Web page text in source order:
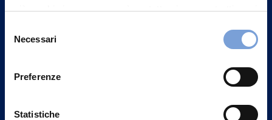
più su chi siamo, come può contattarci e come trattiamo i
può trovare nel footer del sito nella sezione "Informativa
delNecessari
Preferenze
Statistiche